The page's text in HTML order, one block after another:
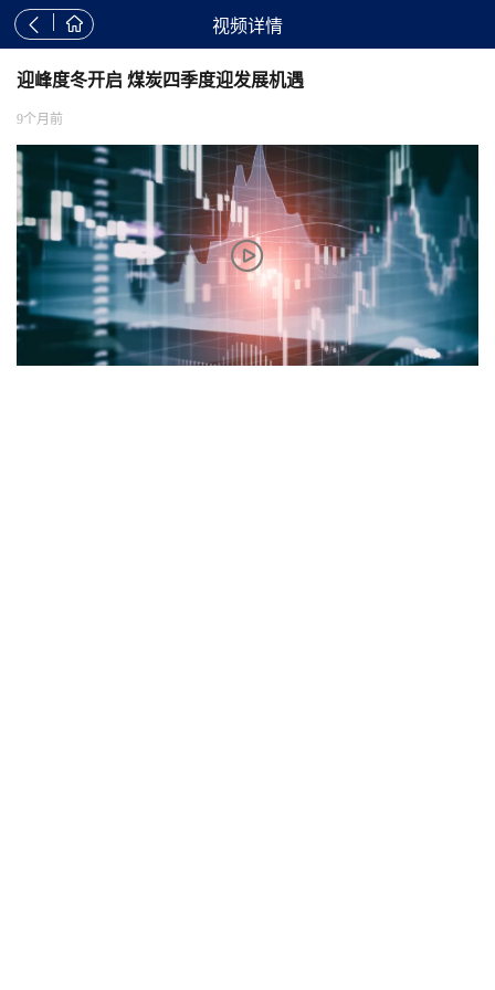
  视频详情
迎峰度冬开启 煤炭四季度迎发展机遇
9个月前
